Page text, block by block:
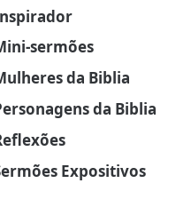
sermões
da Biblia
da Biblia
Expositivos